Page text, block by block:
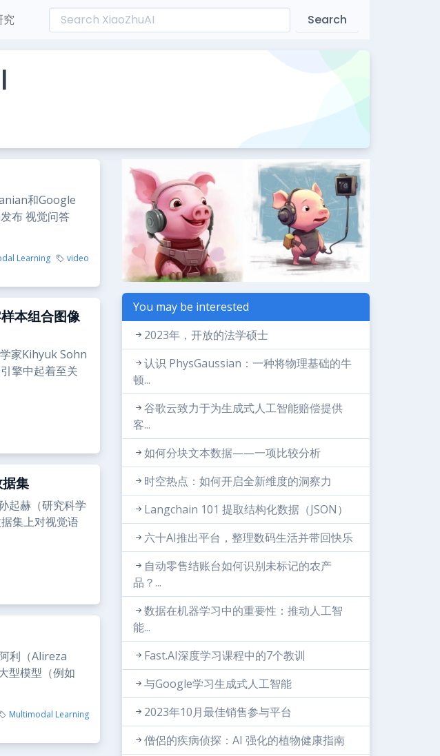
究 Search
和Google
布 视觉问答
Learning video
本组合图像
家Kihyuk Sohn
擎中起着至关
集
起赫（研究科学
集上对视觉语
利（Alireza
型模型（例如
Multimodal Learning
You may be interested
2023年，开放的法学硕士
认识 PhysGaussian：一种将物理基础的牛
顿...
谷歌云致力于为生成式人工智能赔偿提供
客...
如何分块文本数据——一项比较分析
时空热点：如何开启全新维度的洞察力
Langchain 101 提取结构化数据（JSON）
六十AI推出平台，整理数码生活并带回快乐
自动零售结账台如何识别未标记的农产
品？...
数据在机器学习中的重要性：推动人工智
能...
Fast.AI深度学习课程中的7个教训
与Google学习生成式人工智能
2023年10月最佳销售参与平台
僧侶的疾病侦探：AI 强化的植物健康指南